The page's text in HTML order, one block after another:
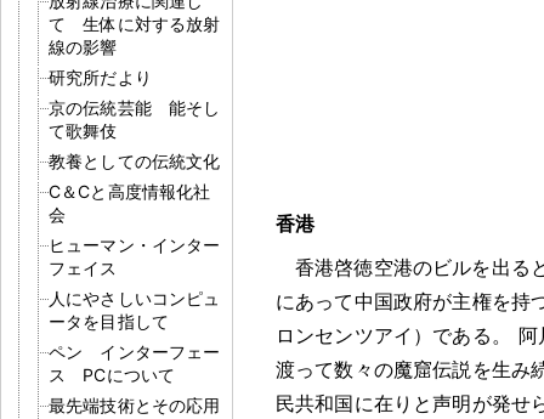
て 生体に対する放射
線の影響
研究所だより
京の伝統芸能 能そし
て歌舞伎
教養としての伝統文化
C＆Cと高度情報化社
会
ヒューマン・インター
フェイス
人にやさしいコンピュ
ータを目指して
ペン インターフェー
ス PCについて
最先端技術とその応用
香港
香港啓徳空港のビルを出る
にあって中国政府が主権を持
ロンセンツアイ）である 。
阿
渡って数々の魔窟伝説を生み
民共和国に在りと声明が発せ